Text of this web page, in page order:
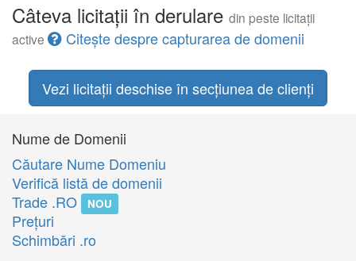
Câteva licitații în derulare din peste licitații
active
Citește despre capturarea de domenii
Vezi licitații deschise în secțiunea de clienți
Nume de Domenii
Căutare Nume Domeniu
Verifică listă de domenii
Trade .RO
NOU
Preţuri
Schimbări .ro